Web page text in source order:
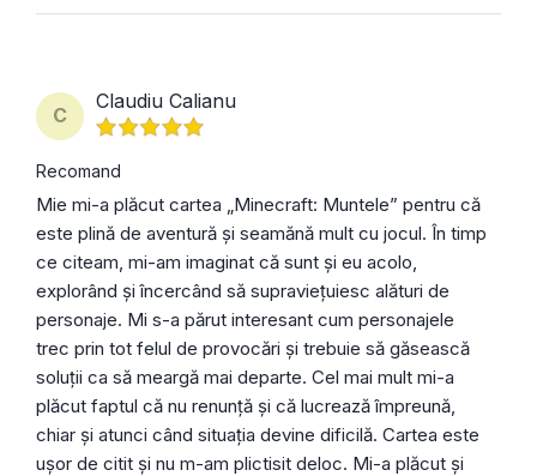
C
Claudiu Calianu
Recomand
Mie mi-a plăcut cartea „Minecraft: Muntele” pentru că
este plină de aventură și seamănă mult cu jocul. În timp
ce citeam, mi-am imaginat că sunt și eu acolo,
explorând și încercând să supraviețuiesc alături de
personaje. Mi s-a părut interesant cum personajele
trec prin tot felul de provocări și trebuie să găsească
soluții ca să meargă mai departe. Cel mai mult mi-a
plăcut faptul că nu renunță și că lucrează împreună,
chiar și atunci când situația devine dificilă. Cartea este
ușor de citit și nu m-am plictisit deloc. Mi-a plăcut și